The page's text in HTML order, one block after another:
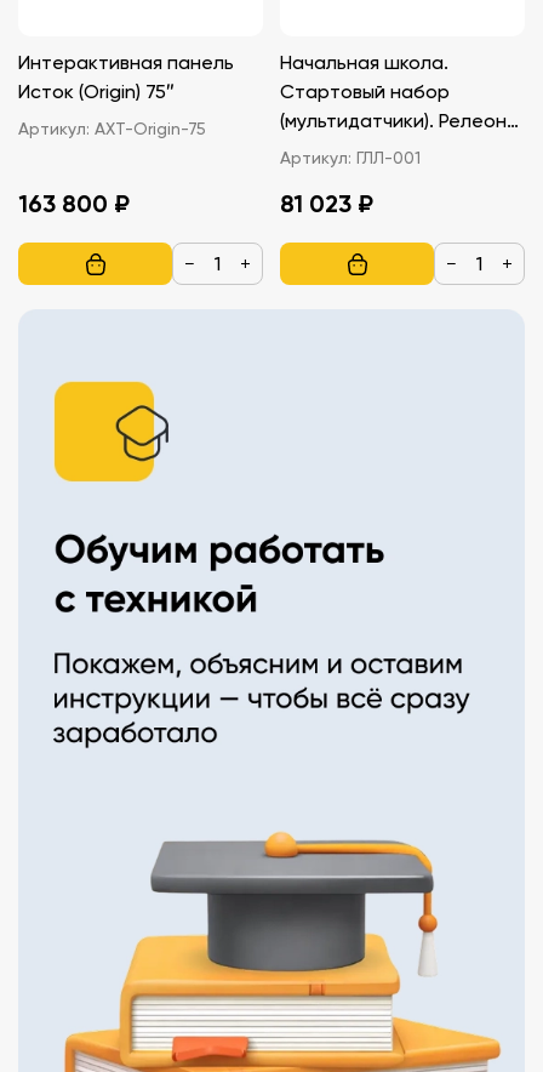
Интерактивная панель
Исток (Origin) 75″
Артикул: AXT-Origin-75
163 800 ₽
− +
Начальная школа.
Стартовый набор
(мультидатчики). Релеон
Точка Releon Point
Артикул: ГЛЛ-001
81 023 ₽
− +